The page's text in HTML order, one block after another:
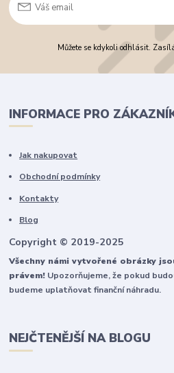
Můžete se kdykoli odhlásit.
INFORMACE PRO
Jak nakupovat
Obchodní podmínky
Kontakty
Blog
Copyright © 2019-2025
Všechny námi vytvořené obrázky
právem! Upozorňujeme, že pokud
budeme uplatňovat finanční náhradu.
NEJČTENĚJŠÍ NA BLOGU